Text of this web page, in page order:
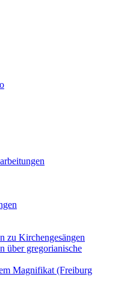
zu Kirchengesängen
über gregorianische
Magnifikat (Freiburg